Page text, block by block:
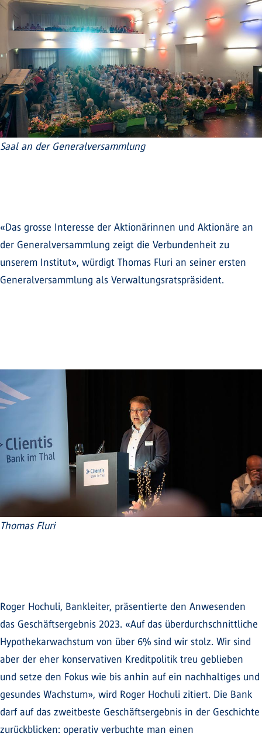
Saal an der Generalversammlung
«Das grosse Interesse der Aktionärinnen und Aktionäre an
der Generalversammlung zeigt die Verbundenheit zu
unserem Institut», würdigt Thomas Fluri an seiner ersten
Generalversammlung als Verwaltungsratspräsident.
Thomas Fluri
Roger Hochuli, Bankleiter, präsentierte den Anwesenden
das Geschäftsergebnis 2023. «Auf das überdurchschnittliche
Hypothekarwachstum von über 6% sind wir stolz. Wir sind
aber der eher konservativen Kreditpolitik treu geblieben
und setze den Fokus wie bis anhin auf ein nachhaltiges und
gesundes Wachstum», wird Roger Hochuli zitiert. Die Bank
darf auf das zweitbeste Geschäftsergebnis in der Geschichte
zurückblicken: operativ verbuchte man einen